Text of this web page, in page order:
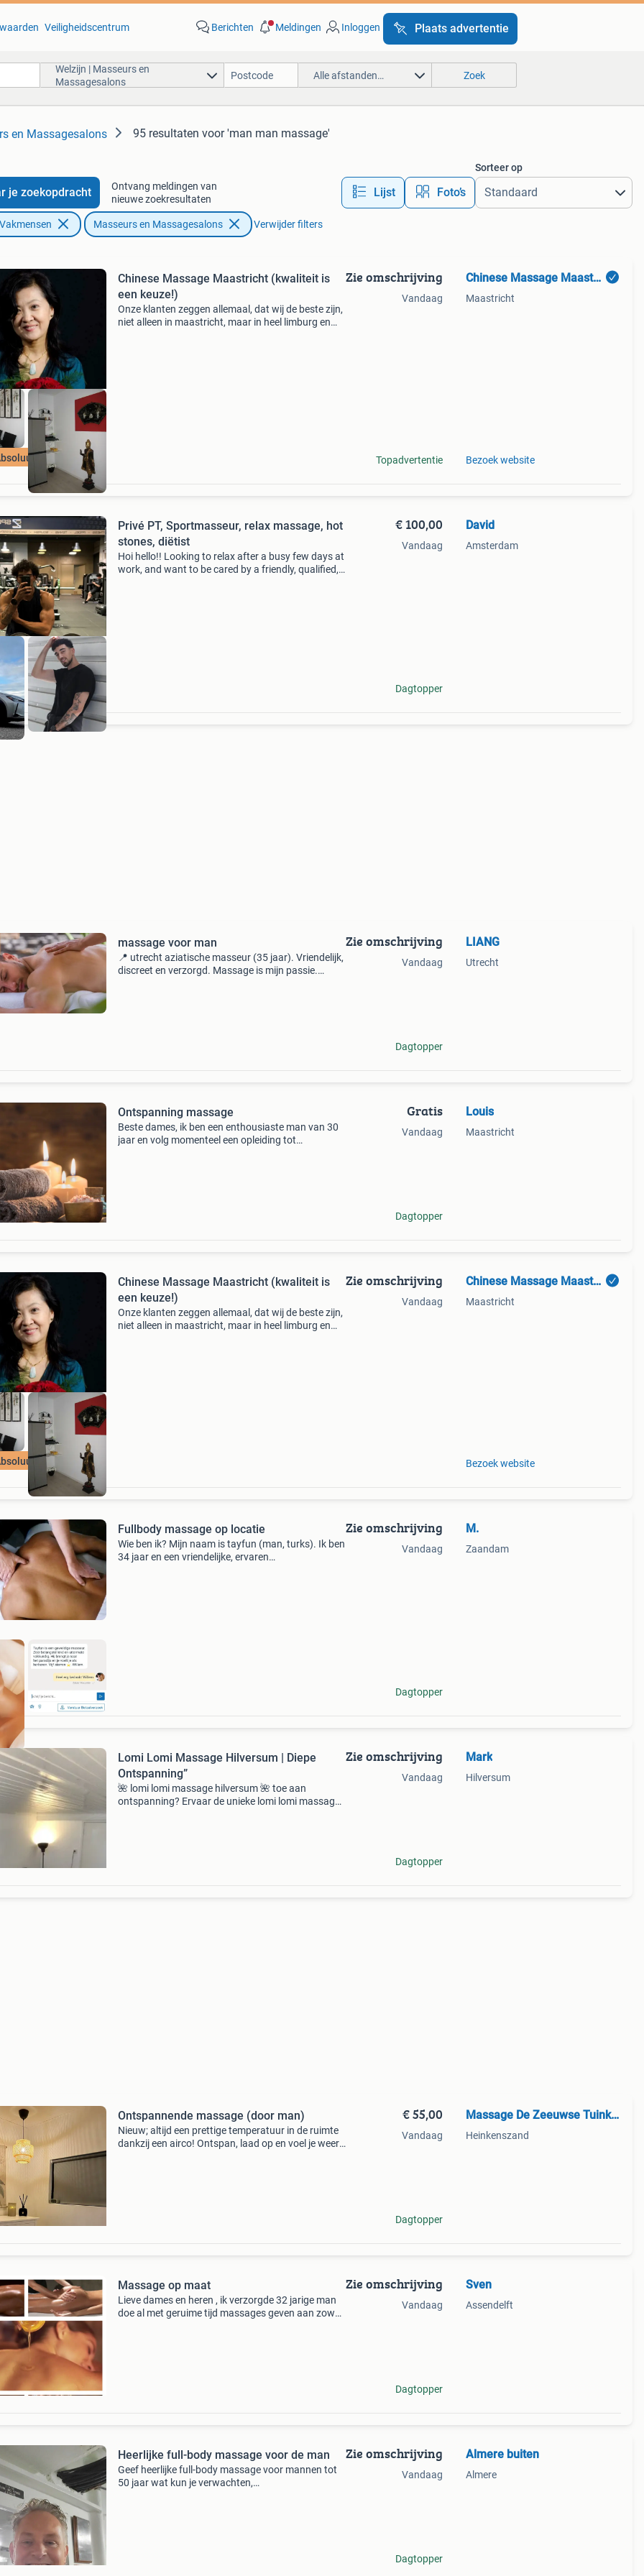
Veiligheidscentrum Berichten Meldingen Inloggen Plaats advertentie
Welzijn | Masseurs en
Massagesalons
Alle afstanden… Zoek
en Massagesalons 95 resultaten voor 'man man massage'
je zoekopdracht
Ontvang meldingen van
nieuwe zoekresultaten
Lijst Foto’s
Sorteer op
Masseurs en Massagesalons Verwijder filters
TOP
Chinese Massage Maastricht (kwaliteit is
een keuze!)
Onze klanten zeggen allemaal, dat wij de beste zijn,
niet alleen in maastricht, maar in heel limburg en
Zie omschrijving
Vandaag
Topadvertentie
Chinese Massage Maastricht (kwaliteit is een keuze!)
Maastricht
Bezoek website
Privé PT, Sportmasseur, relax massage, hot
stones, diëtist
Hoi hello!! Looking to relax after a busy few days at
work, and want to be cared by a friendly, qualified,
€ 100,00
Vandaag
Dagtopper
David
Amsterdam
massage voor man
📍 utrecht aziatische masseur (35 jaar). Vriendelijk,
discreet en verzorgd. Massage is mijn passie.
Zie omschrijving
Vandaag
Dagtopper
LIANG
Utrecht
Ontspanning massage
Beste dames, ik ben een enthousiaste man van 30
jaar en volg momenteel een opleiding tot
Gratis
Vandaag
Dagtopper
Louis
Maastricht
TOP
Chinese Massage Maastricht (kwaliteit is
een keuze!)
Onze klanten zeggen allemaal, dat wij de beste zijn,
niet alleen in maastricht, maar in heel limburg en
Zie omschrijving
Vandaag
Chinese Massage Maastricht (kwaliteit is een keuze!)
Maastricht
Bezoek website
Fullbody massage op locatie
Wie ben ik? Mijn naam is tayfun (man, turks). Ik ben
34 jaar en een vriendelijke, ervaren
Zie omschrijving
Vandaag
Dagtopper
M.
Zaandam
Lomi Lomi Massage Hilversum | Diepe
Ontspanning”
🌺 lomi lomi massage hilversum 🌺 toe aan
ontspanning? Ervaar de unieke lomi lomi massage,
Zie omschrijving
Vandaag
Dagtopper
Mark
Hilversum
Ontspannende massage (door man)
Nieuw; altijd een prettige temperatuur in de ruimte
dankzij een airco! Ontspan, laad op en voel je weer
€ 55,00
Vandaag
Dagtopper
Massage De Zeeuwse Tuinkamer
Heinkenszand
Massage op maat
Lieve dames en heren , ik verzorgde 32 jarige man
doe al met geruime tijd massages geven aan zowel
Zie omschrijving
Vandaag
Dagtopper
Sven
Assendelft
Heerlijke full-body massage voor de man
Geef heerlijke full-body massage voor mannen tot
50 jaar wat kun je verwachten,
Zie omschrijving
Vandaag
Dagtopper
Almere buiten
Almere